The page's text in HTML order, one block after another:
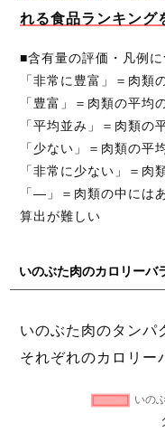
れる食品ランキング
■含有量の評価・凡例に
「非常に豊富」＝肉類
「豊富」＝肉類の平均
「平均並み」＝肉類の
「少ない」＝肉類の平
「非常に少ない」＝肉
「―」＝肉類の中には
算出が難しい
いのぶた肉のカロリーバ
いのぶた肉のタンパ
それぞれのカロリー